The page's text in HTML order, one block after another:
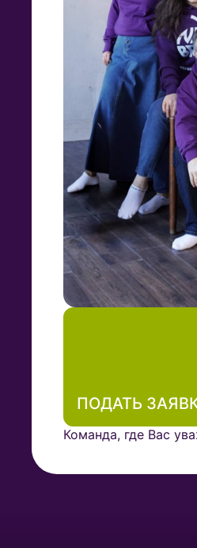
ПОДАТЬ
Команда, где Вас